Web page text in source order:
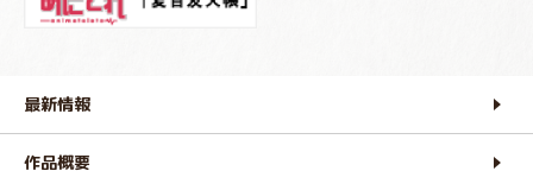
最新情報
作品概要